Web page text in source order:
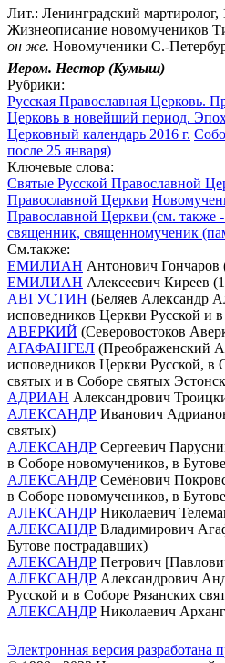
Лит.: Ленинградский
Жизнеописание новомучеников
он же. Новомученики С.-
Иером. Нестор (Кумыш)
Рубрики:
Русская Православная Церковь.
Церковь в новейший период.
Церковный календарь 2016 г.
после 25 января)
Ключевые слова:
Святые Русской Православной
Православной Церкви
Православной Церкви (см. также
священник, священномученик
См.также:
ЕМИЛИАН Антонович Гончаров
ЕМИЛИАН Алексеевич Киреев
АВГУСТИН (Беляев Александр
исповедников Церкви Русской и
АВЕРКИЙ (Северовостоков
АГАФАНГЕЛ (Преображенский
исповедников Церкви Русской, в
святых и в Соборе святых
АДРИАН Александрович
АЛЕКСАНДР Иванович
святых)
АЛЕКСАНДР Сергеевич
в Соборе новомучеников, в
АЛЕКСАНДР Семёнович
в Соборе новомучеников, в
АЛЕКСАНДР Николаевич
АЛЕКСАНДР Владимирович
Бутове пострадавших)
АЛЕКСАНДР Петрович
АЛЕКСАНДР Александрович
Русской и в Соборе Рязанских
АЛЕКСАНДР Николаевич
Электронная версия